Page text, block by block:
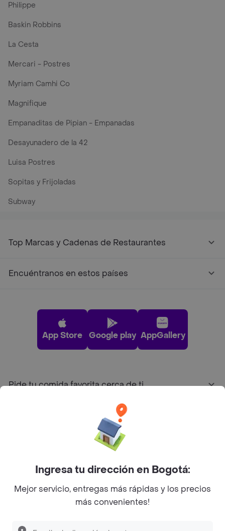
Philippe
Baskin Robbins
La Cesta
Mercari - Postres
Myriam Camhi Co
Magnifique
Empanaditas de Pipian - Empanadas
Desayunadero de la 42
Luisa Postres
Sopitas y Frijoladas
Subway
Top Marcas y Cadenas de Restaurantes
Encuéntranos en estos países
App Store Google play AppGallery
Pide tu comida favorita cerca de ti
Sobre Rappi
Facebook
Twitter
Instagram
Ingresa tu dirección en Bogotá:
Mejor servicio, entregas más rápidas y los precios
más convenientes!